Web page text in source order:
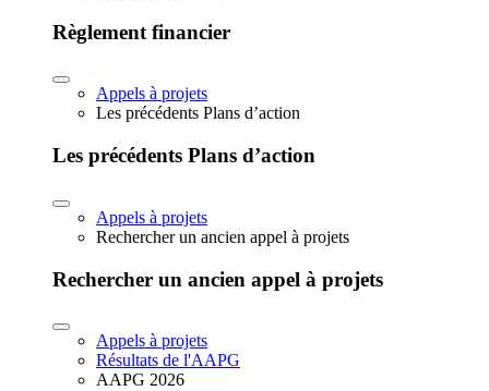
Règlement financier
Appels à projets
Les précédents Plans d’action
Les précédents Plans d’action
Appels à projets
Rechercher un ancien appel à projets
Rechercher un ancien appel à projets
Appels à projets
Résultats de l'AAPG
AAPG 2026